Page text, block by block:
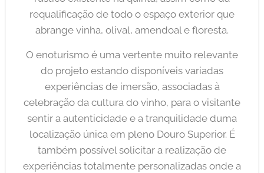
requalificação de todo o espaço exterior que
abrange vinha, olival, amendoal e floresta.
O enoturismo é uma vertente muito relevante
do projeto estando disponíveis variadas
experiências de imersão, associadas à
celebração da cultura do vinho, para o visitante
sentir a autenticidade e a tranquilidade duma
localização única em pleno Douro Superior. É
também possível solicitar a realização de
experiências totalmente personalizadas onde a